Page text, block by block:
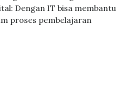
Dengan IT bisa membantu
proses pembelajaran